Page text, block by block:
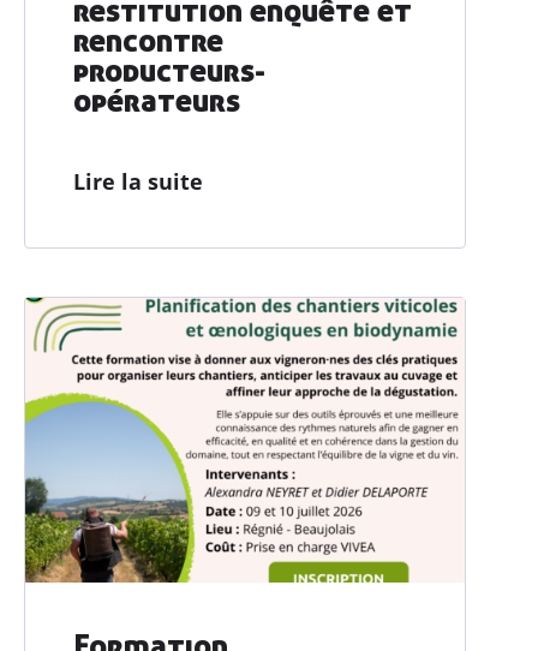
restitution enquête et
rencontre
producteurs-
opérateurs
Lire la suite
Consom’acteur•ices
Enseignement
Devenir adhérent